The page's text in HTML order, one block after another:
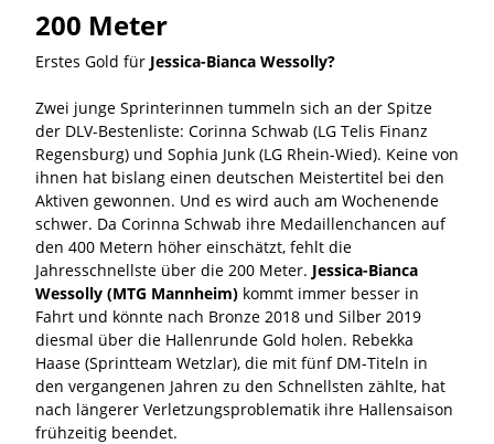
200 Meter
Erstes Gold für Jessica-Bianca Wessolly?
Zwei junge Sprinterinnen tummeln sich an der Spitze
der DLV-Bestenliste: Corinna Schwab (LG Telis Finanz
Regensburg) und Sophia Junk (LG Rhein-Wied). Keine von
ihnen hat bislang einen deutschen Meistertitel bei den
Aktiven gewonnen. Und es wird auch am Wochenende
schwer. Da Corinna Schwab ihre Medaillenchancen auf
den 400 Metern höher einschätzt, fehlt die
Jahresschnellste über die 200 Meter. Jessica-Bianca
Wessolly (MTG Mannheim) kommt immer besser in
Fahrt und könnte nach Bronze 2018 und Silber 2019
diesmal über die Hallenrunde Gold holen. Rebekka
Haase (Sprintteam Wetzlar), die mit fünf DM-Titeln in
den vergangenen Jahren zu den Schnellsten zählte, hat
nach längerer Verletzungsproblematik ihre Hallensaison
frühzeitig beendet.